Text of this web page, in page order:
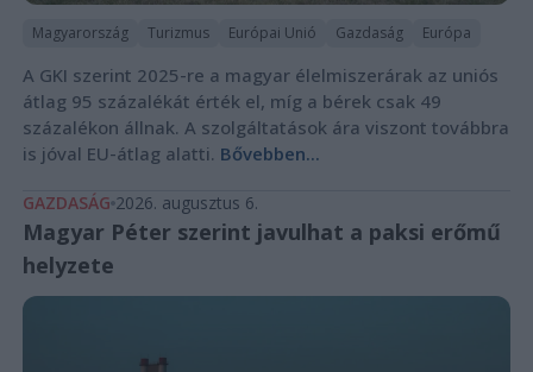
Magyarország Turizmus Európai Unió Gazdaság Európa
A GKI szerint 2025-re a magyar élelmiszerárak az uniós
átlag 95 százalékát érték el, míg a bérek csak 49
százalékon állnak. A szolgáltatások ára viszont továbbra
is jóval EU-átlag alatti. Bővebben...
GAZDASÁG 2026. augusztus 6.
Magyar Péter szerint javulhat a paksi erőmű
helyzete